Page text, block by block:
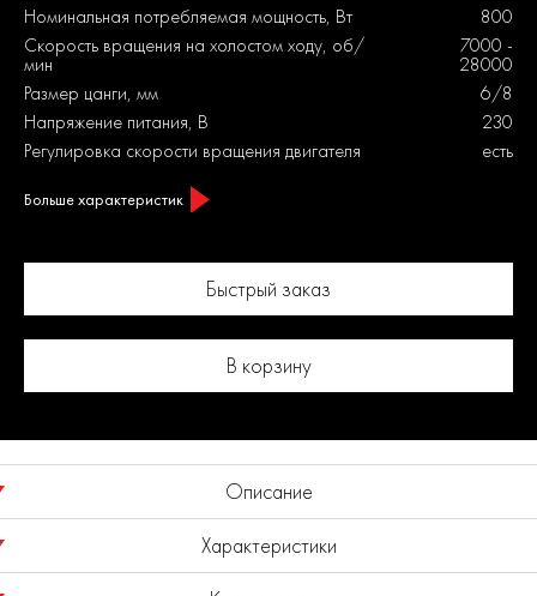
Номинальная потребляемая мощность, Вт
800
Скорость вращения на холостом ходу, об/
мин
7000 -
28000
Размер цанги, мм
6/8
Напряжение питания, В
230
Регулировка скорости вращения двигателя
есть
Больше характеристик
Быстрый заказ
В корзину
Описание
Прямая шлифовальная машина SG 0750E с напряжением
питания 230 В, предназначена для работы с насадками
Характеристики